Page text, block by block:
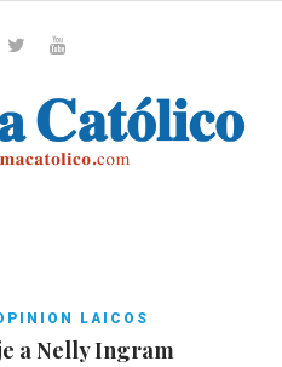
LAICOS
a Nelly Ingram